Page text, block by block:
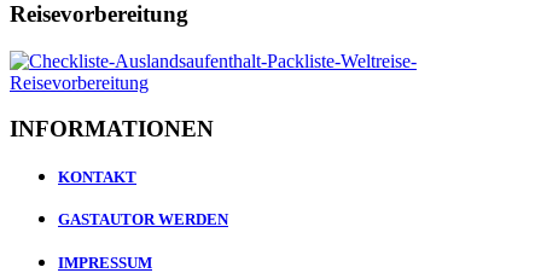
Reisevorbereitung
INFORMATIONEN
KONTAKT
GASTAUTOR WERDEN
IMPRESSUM